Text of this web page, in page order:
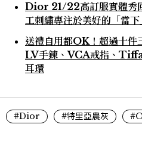
Dior 21/22高訂服實體秀
工刺繡專注於美好的「當下
送禮自用都OK！超過十件
LV手鍊、VCA戒指、
耳環
#Dior #特里亞農灰